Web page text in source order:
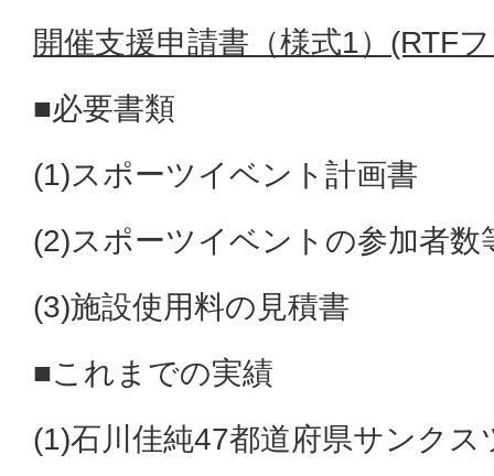
開催支援申請書（様式1）(RTF
■必要書類
(1)スポーツイベント計画書
(2)スポーツイベントの参加者数
(3)施設使用料の見積書
■これまでの実績
(1)石川佳純47都道府県サンクス